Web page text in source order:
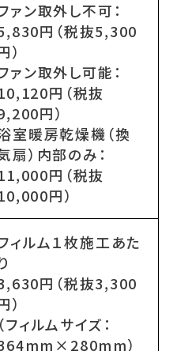
ァン取外し不可：
円（税抜5,300
）
ァン取外し可能：
円（税抜
円）
室暖房乾燥機（換
扇）内部のみ：
円（税抜
円）
ィルム１枚施工あた
円（税抜3,300
）
（フィルムサイズ：
）